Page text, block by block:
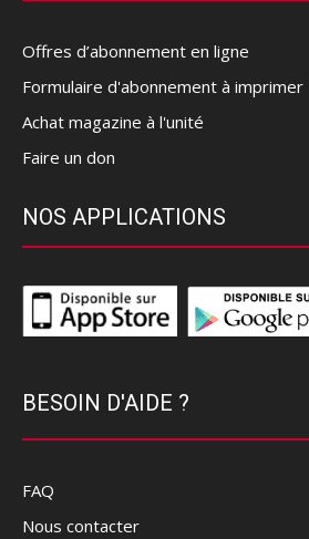
Offres d’abonnement en ligne
Formulaire d'abonnement à imprimer
Achat magazine à l'unité
Faire un don
NOS APPLICATIONS
BESOIN D'AIDE ?
FAQ
Nous contacter